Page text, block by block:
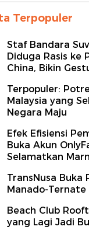
Terpopuler
Staf Bandara
Diduga Rasis ke
China, Bikin
Terpopuler:
Malaysia yang
Negara Maju
Efek Efisiensi
Buka Akun
Selamatkan
TransNusa Buka
Manado-Ternate
Beach Club
yang Lagi Jadi